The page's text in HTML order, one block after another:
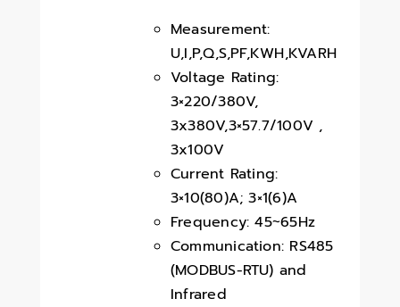
Measurement:
U,I,P,Q,S,PF,KWH,KVARH
Voltage Rating:
3×220/380V,
3x380V,3×57.7/100V ,
3x100V
Current Rating:
3×10(80)A; 3×1(6)A
Frequency: 45~65Hz
Communication: RS485
(MODBUS-RTU) and
Infrared